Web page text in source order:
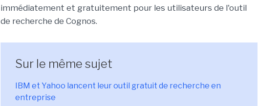
immédiatement et gratuitement pour les utilisateurs de l'outil
de recherche de Cognos.
Sur le même sujet
IBM et Yahoo lancent leur outil gratuit de recherche en
entreprise